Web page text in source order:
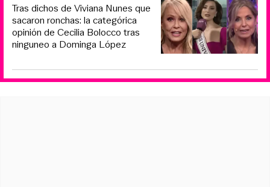
Tras dichos de Viviana Nunes que
sacaron ronchas: la categórica
opinión de Cecilia Bolocco tras
ninguneo a Dominga López